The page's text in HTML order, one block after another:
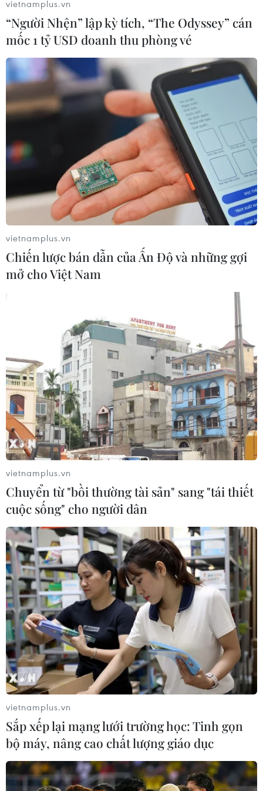
Chưa đầu tư mở rộng Quốc
lộ 1 đoạn Bạc Liêu-Cà Mau
giai đoạn 2026-2030
06/08/2026 12:24
Tuyên Quang khẩn trương
khắc phục sạt lở trên các
tuyến giao thông
06/08/2026 11:54
Thi công trở lại dự án sửa
chữa Quốc lộ 30 sau phản
06/08/2026 09:42
Hà Nội tăng tốc thi công
đường Vành đai 1 đoạn
06/08/2026 09:07
Đồng Nai yêu cầu đẩy
nhanh tiến độ dự án kết
nối vùng, sân bay Long
Thành
06/08/2026 09:05
Cầu Đắk Lung sập sau cú
tông của xe tải cẩu, 2 người
thoát chết
06/08/2026 09:00
Xem thêm
Tổng Biên tập: TRẦN TIẾN DUẨN
Phó Tổng Biên tập: NGUYỄN THỊ TÁM, KHÚC THANH
THỦY
Sở hữu trí tuệ
Quy định sử dụng
RSS
Hỗ trợ
Ngôn ngữ
TTXVN
Dịch vụ tin
Quảng cáo
Liên hệ
cấp ngày 11/9/2008.
Quảng cáo: Phó TBT Nguyễn Thị Tám: 093.5958688, Email:
vietnamplus.vn
“Người Nhện” lập kỳ tích, “The Odyssey” cán
mốc 1 tỷ USD doanh thu phòng vé
vietnamplus.vn
Chiến lược bán dẫn của Ấn Độ và những gợi
mở cho Việt Nam
vietnamplus.vn
Chuyển từ "bồi thường tài sản" sang "tái thiết
cuộc sống" cho người dân
vietnamplus.vn
Sắp xếp lại mạng lưới trường học: Tinh gọn
bộ máy, nâng cao chất lượng giáo dục